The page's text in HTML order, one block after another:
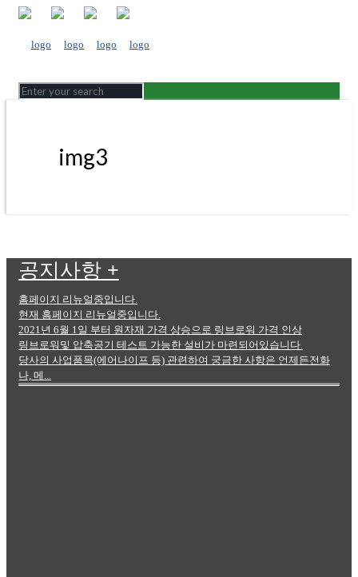
img3
공지사항 +
홈페이지 리뉴얼중입니다.
현재 홈페이지 리뉴얼중입니다.
2021년 6월 1일 부터 원자재 가격 상승으로 링브로워 가격 인상
링브로워및 압축공기 테스트 가능한 설비가 마련되어있습니다.
당사의 사업품목(에어나이프 등) 관련하여 궁금한 사항은 언제든전화
나, 메...